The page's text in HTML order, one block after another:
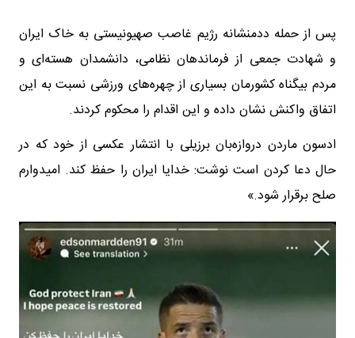
پس از حمله ددمنشانه رژیم غاصب صهیونیستی به خاک ایران
و شهادت جمعی از فرماندهان نظامی، دانشمدان هسته‌ای و
مردم بیگناه کشورمان بسیاری از چهره‌های ورزشی نسبت به این
اتفاق واکنش نشان داده و این اقدام را محکوم کردند.
ادسون ماردن دروازه‌بان برزیلی با انتشار عکسی از خود که در
حال دعا کردن است نوشت: خدایا ایران را حفظ کند. امیدوارم
صلح برقرار شود.»